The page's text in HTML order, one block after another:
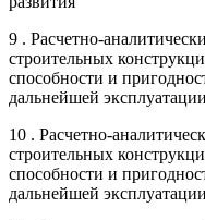
9 . Расчетно-
строительных
способности и
дальнейшей эксплуатации
10 . Расчетно-
строительных
способности и
дальнейшей эксплуатации